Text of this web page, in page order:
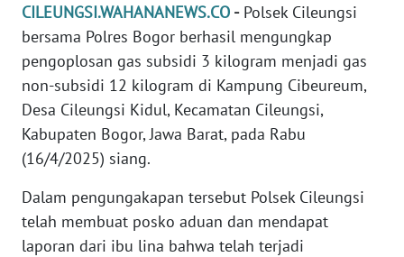
CILEUNGSI.WAHANANEWS.CO -Polsek Cileungsi
bersama Polres Bogor berhasil mengungkap
pengoplosan gas subsidi 3 kilogram menjadi gas
non-subsidi 12 kilogram di Kampung Cibeureum,
Desa Cileungsi Kidul, Kecamatan Cileungsi,
Kabupaten Bogor, Jawa Barat, pada Rabu
(16/4/2025) siang.
Dalam pengungakapan tersebut Polsek Cileungsi
telah membuat posko aduan dan mendapat
laporan dari ibu lina bahwa telah terjadi
KARIR
DISCLAIMER
Wahana
News
Regional
WN